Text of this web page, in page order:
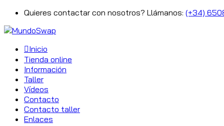
Quieres contactar con nosotros? Llámanos: (+34)
Inicio
Tienda online
Información
Taller
Vídeos
Contacto
Contacto taller
Enlaces